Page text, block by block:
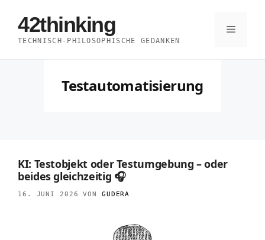
Inhalt
springen
42thinking
TECHNISCH-PHILOSOPHISCHE GEDANKEN
Menü
Testautomatisierung
KI: Testobjekt oder Testumgebung – oder
beides gleichzeitig 🎧
16. JUNI 2026 VON GUDERA